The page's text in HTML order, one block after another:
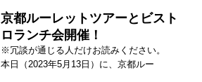
京都ルーレットツアーとビスト
ロランチ会開催！
※冗談が通じる人だけお読みください。
本日（2023年5月13日）に、京都ルー